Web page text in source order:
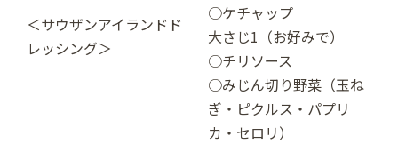
＜サウザンアイランドド
レッシング＞
○ケチャップ
大さじ1（お好みで）
○チリソース
○みじん切り野菜（玉ね
ぎ・ピクルス・パプリ
カ・セロリ）